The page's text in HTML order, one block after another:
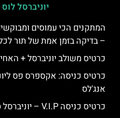
יוניברסל
המתקנים הכי עמוסים
– בדיקה בזמן אמת של תור
כרטיס משולב יוניברסל +
כרטיס כניסה: אקספרס פס
אנג'לס
כרטיס כניסה V.I.P – יוניברסל סטודיוס הוליווד